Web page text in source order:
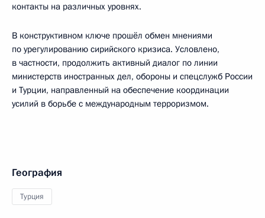
контакты на различных уровнях.
В конструктивном ключе прошёл обмен мнениями
по урегулированию сирийского кризиса. Условлено,
в частности, продолжить активный диалог по линии
министерств иностранных дел, обороны и спецслужб России
и Турции, направленный на обеспечение координации
усилий в борьбе с международным терроризмом.
География
Турция